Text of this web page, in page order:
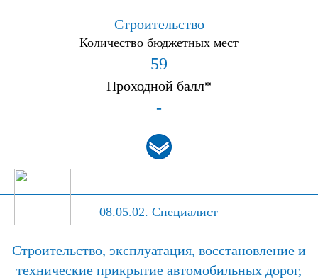
Строительство
Количество бюджетных мест
59
Проходной балл*
-
08.05.02. Специалист
Строительство, эксплуатация, восстановление и
технические прикрытие автомобильных дорог,